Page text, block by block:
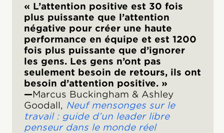
« L’attention positive est 30 fois
plus puissante que l’attention
négative pour créer une haute
performance en équipe et est 1200
fois plus puissante que d’ignorer
les gens. Les gens n’ont pas
seulement besoin de retours, ils ont
besoin d’attention positive. »
—Marcus Buckingham & Ashley
Goodall, Neuf mensonges sur le
travail : guide d’un leader libre
penseur dans le monde réel